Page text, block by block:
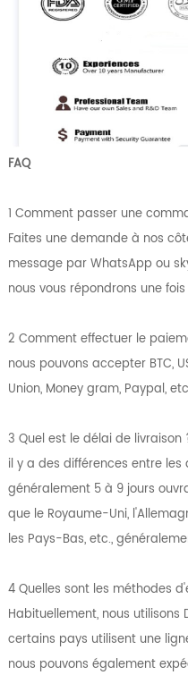
FAQ
1 Comment passer une
Faites une demande à nos
message par WhatsApp ou
nous vous répondrons une
2 Comment effectuer le
nous pouvons accepter BTC,
Union, Money gram, Paypal,
3 Quel est le délai de livraison
il y a des différences entre les
généralement 5 à 9 jours
que le Royaume-Uni,
les Pays-Bas, etc.,
4 Quelles sont les méthodes
Habituellement, nous utilisons
certains pays utilisent une
nous pouvons également